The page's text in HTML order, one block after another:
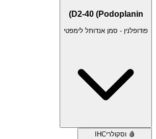
D2-40 (Podoplanin)
פודופלנין - סמן אנדותל לימפטי
🩸 וסקולריIHC